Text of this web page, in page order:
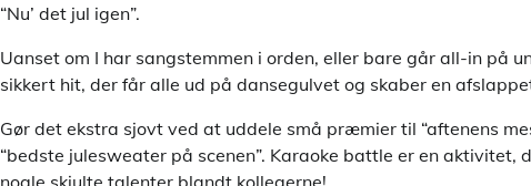
“Nu’ det jul igen”.
Uanset om I har sangstemmen i orden, eller bare går all-in på
sikkert hit, der får alle ud på dansegulvet og skaber en
Gør det ekstra sjovt ved at uddele små præmier til “aftenens
“bedste julesweater på scenen”. Karaoke battle er en aktivitet,